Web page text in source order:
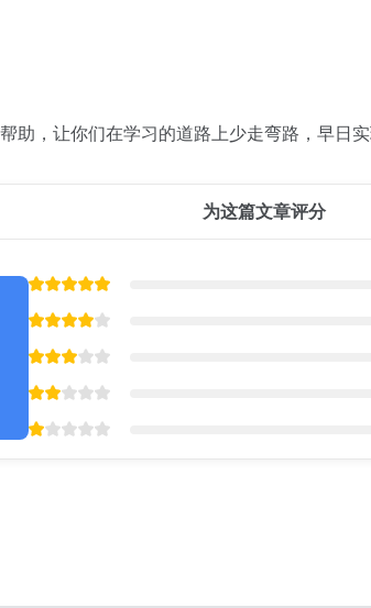
助，让你们在学习的道路上少走弯路，早日
为这篇文章评分